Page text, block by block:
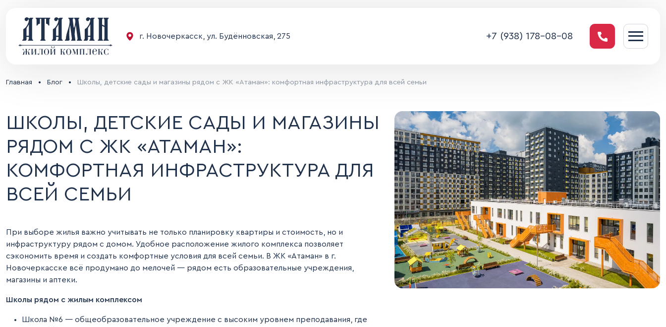
г. Новочеркасск, ул. Будённовская, 275 +7 (938) 178-08-08
Главная • Блог • Школы, детские сады и магазины рядом с ЖК «Атаман»: комфортная инфраструктура для всей семьи
ШКОЛЫ, ДЕТСКИЕ САДЫ И МАГАЗИНЫ
РЯДОМ С ЖК «АТАМАН»:
КОМФОРТНАЯ ИНФРАСТРУКТУРА ДЛЯ
ВСЕЙ СЕМЬИ
При выборе жилья важно учитывать не только планировку квартиры и стоимость, но и
инфраструктуру рядом с домом. Удобное расположение жилого комплекса позволяет
сэкономить время и создать комфортные условия для всей семьи. В ЖК «Атаман» в г.
Новочеркасске всё продумано до мелочей — рядом есть образовательные учреждения,
магазины и аптеки.
Школы рядом с жилым комплексом
Школа №6 — общеобразовательное учреждение с высоким уровнем преподавания, где